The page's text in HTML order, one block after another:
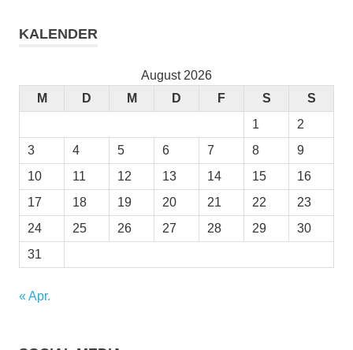
KALENDER
August 2026
M
D M D F S
S
1
2
3
4 5 6 7 8
9
10
11 12 13 14 15
16
17
18 19 20 21 22
23
24
25 26 27 28 29
30
31
« Apr.